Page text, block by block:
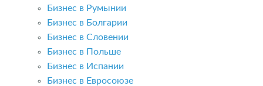
Бизнес в Румынии
Бизнес в Болгарии
Бизнес в Словении
Бизнес в Польше
Бизнес в Испании
Бизнес в Евросоюзе